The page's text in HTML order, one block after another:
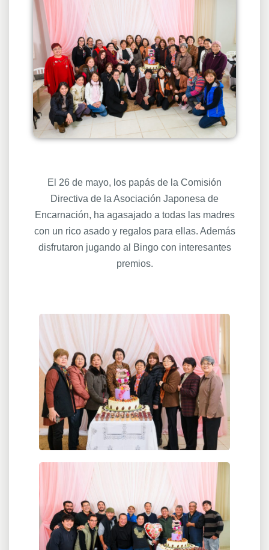
El 26 de mayo, los papás de la Comisión
Directiva de la Asociación Japonesa de
Encarnación, ha agasajado a todas las madres
con un rico asado y regalos para ellas. Además
disfrutaron jugando al Bingo con interesantes
premios.